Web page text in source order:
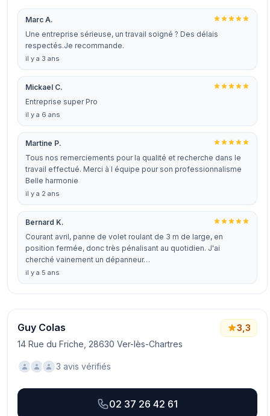
Marc A.
Une entreprise sérieuse, un travail soigné ? Des délais
respectés.Je recommande.
il y a 3 ans
Mickael C.
Entreprise super Pro
il y a 6 ans
Martine P.
Tous nos remerciements pour la qualité et recherche dans le
travail effectué. Merci à l équipe pour son professionnalisme
Belle harmonie
il y a 2 ans
Bernard K.
Courant avril, panne de volet roulant de 3 m de large, en
position fermée, donc très pénalisant au quotidien. J'ai
cherché vainement un dépanneur…
il y a 5 ans
Guy Colas
14 Rue du Friche, 28630 Ver-lès-Chartres
3,3
3 avis vérifiés
02 37 26 42 61